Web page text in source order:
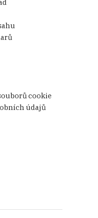
cookie
údajů